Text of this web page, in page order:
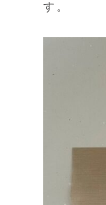
す。